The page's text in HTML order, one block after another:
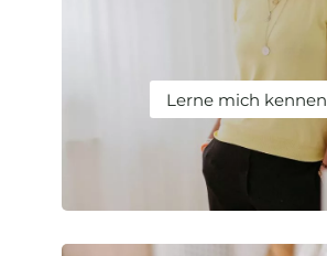
Lerne mich kennen